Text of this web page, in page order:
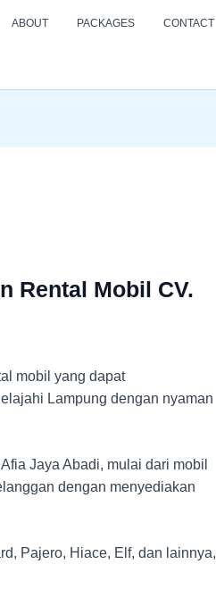
ABOUT PACKAGES CONTACT
Rental Mobil CV.
mobil yang dapat
Lampung dengan nyaman
Jaya Abadi, mulai dari mobil
dengan menyediakan
Pajero, Hiace, Elf, dan lainnya,